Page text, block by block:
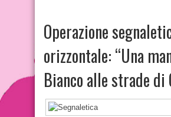
Operazione
orizzontale: “Una
Bianco alle strade di